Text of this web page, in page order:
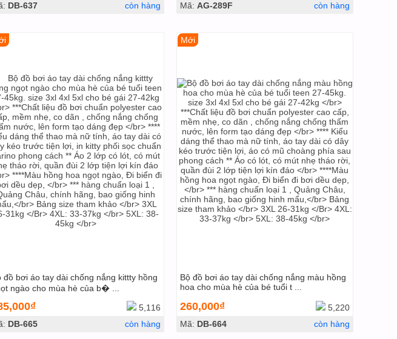
DB-637 còn hàng
Mã: AG-289F còn hàng
đồ bơi áo tay dài chống nắng kittty hồng
ngào cho mùa hè của b� ...
5,116
DB-665 còn hàng
Mới
Bộ đồ bơi áo tay dài chống nắng màu hồng
hoa cho mùa hè của bé tuổi t ...
260,000₫
5,220
Mã: DB-664 còn hàng